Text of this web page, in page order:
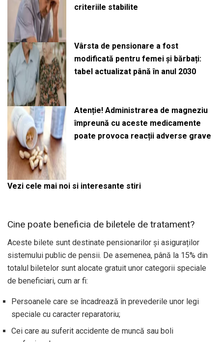
criteriile stabilite
Vârsta de pensionare a fost
modificată pentru femei și bărbați:
tabel actualizat până în anul 2030
Atenție! Administrarea de magneziu
împreună cu aceste medicamente
poate provoca reacții adverse grave
Vezi cele mai noi si interesante stiri
Cine poate beneficia de biletele de tratament?
Aceste bilete sunt destinate pensionarilor și asiguraților
sistemului public de pensii. De asemenea, până la 15% din
totalul biletelor sunt alocate gratuit unor categorii speciale
de beneficiari, cum ar fi:
Persoanele care se încadrează în prevederile unor legi
speciale cu caracter reparatoriu;
Cei care au suferit accidente de muncă sau boli